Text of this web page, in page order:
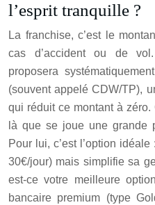
l’esprit tranquille ?
La franchise, c’est le
cas d’accident ou de
proposera
(souvent appelé CDW/TP),
qui réduit ce montant à zéro.
là que se joue une grande
Pour lui, c’est l’option
30€/jour) mais simplifie sa
est-ce votre meilleure
bancaire premium (type